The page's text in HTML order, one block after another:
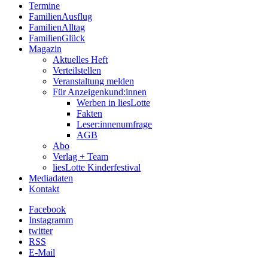
Termine
FamilienAusflug
FamilienAlltag
FamilienGlück
Magazin
Aktuelles Heft
Verteilstellen
Veranstaltung melden
Für Anzeigenkund:innen
Werben in liesLotte
Fakten
Leser:innenumfrage
AGB
Abo
Verlag + Team
liesLotte Kinderfestival
Mediadaten
Kontakt
Facebook
Instagramm
twitter
RSS
E-Mail